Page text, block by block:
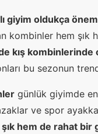
giyim oldukça
kombinler hem şık
kış kombinlerinde
bu sezonun
günlük giyimde
ve spor
şık hem de rahat